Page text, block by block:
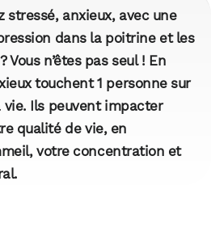
stressé, anxieux, avec une
dans la poitrine et les
n’êtes pas seul ! En
touchent 1 personne sur
Ils peuvent impacter
qualité de vie, en
votre concentration et